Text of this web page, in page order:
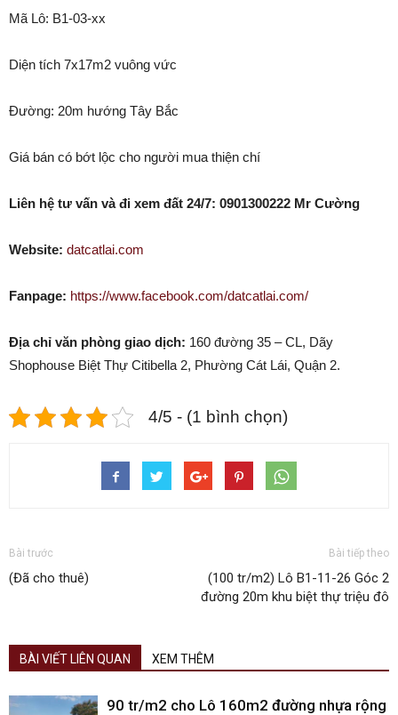
Mã Lô: B1-03-xx
Diện tích 7x17m2 vuông vức
Đường: 20m hướng Tây Bắc
Giá bán có bớt lộc cho người mua thiện chí
Liên hệ tư vấn và đi xem đất 24/7: 0901300222 Mr Cường
Website: datcatlai.com
Fanpage: https://www.facebook.com/datcatlai.com/
Địa chỉ văn phòng giao dịch: 160 đường 35 – CL, Dãy
Shophouse Biệt Thự Citibella 2, Phường Cát Lái, Quận 2.
4/5 - (1 bình chọn)
Bài trước
(Đã cho thuê)
Bài tiếp theo
(100 tr/m2) Lô B1-11-26 Góc 2
đường 20m khu biệt thự triệu đô
BÀI VIẾT LIÊN QUAN XEM THÊM
90 tr/m2 cho Lô 160m2 đường nhựa rộng